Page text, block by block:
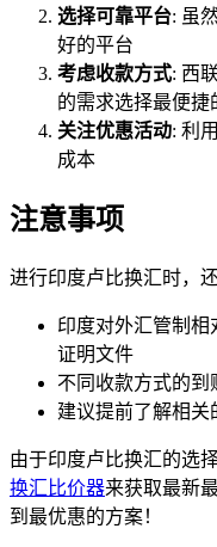
选择可靠平台: 虽
好的平台
考虑收款方式: 西
的需求选择最便捷
关注优惠活动: 利
成本
注意事项
进行印度卢比换汇时，
印度对外汇管制相
证明文件
不同收款方式的
建议提前了解相关
由于印度卢比换汇的选
换汇比价器来获取最新
到最优惠的方案！